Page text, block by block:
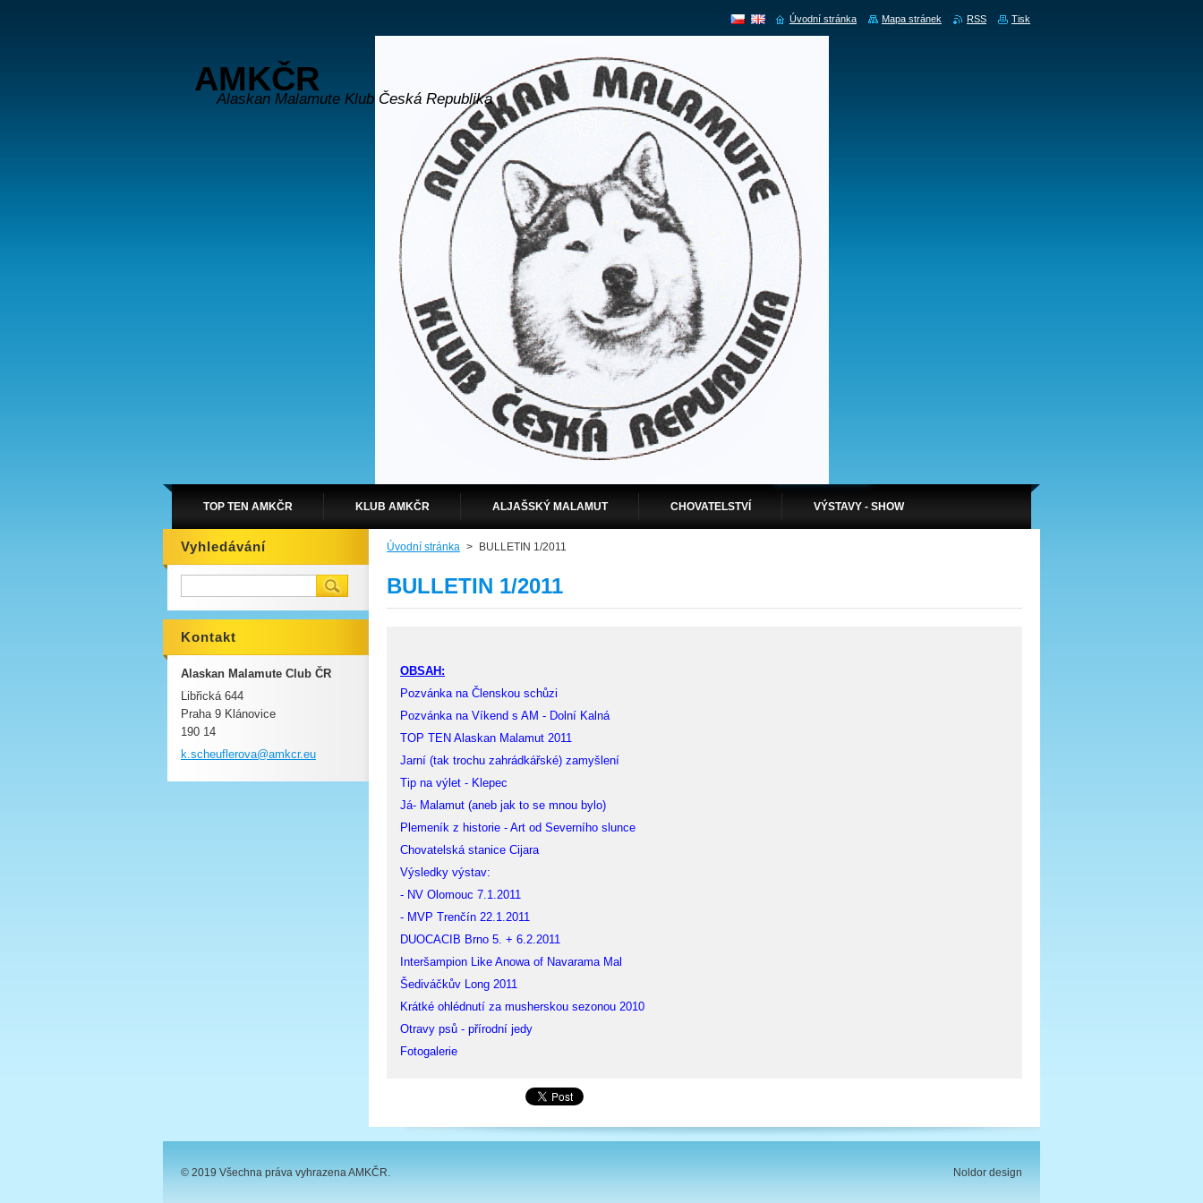
AMKČR
Alaskan Malamute Klub Česká Republika
TOP TEN AMKČR KLUB AMKČR ALJAŠSKÝ MALAMUT CHOVATELSTVÍ VÝSTAVY - SHOW
Úvodní stránka > BULLETIN 1/2011
BULLETIN 1/2011
OBSAH:
Pozvánka na Členskou schůzi
Pozvánka na Víkend s AM - Dolní Kalná
TOP TEN Alaskan Malamut 2011
Jarní (tak trochu zahrádkářské) zamyšlení
Tip na výlet - Klepec
Já- Malamut (aneb jak to se mnou bylo)
Plemeník z historie - Art od Severního slunce
Chovatelská stanice Cijara
Výsledky výstav:
- NV Olomouc 7.1.2011
- MVP Trenčín 22.1.2011
DUOCACIB Brno 5. + 6.2.2011
Interšampion Like Anowa of Navarama Mal
Šediváčkův Long 2011
Krátké ohlédnutí za musherskou sezonou 2010
Otravy psů - přírodní jedy
Fotogalerie
Vyhledávání
Kontakt
Alaskan Malamute Club ČR
Libřická 644
Praha 9 Klánovice
190 14
k.scheuf lerova@amkcr.eu
© 2019 Všechna práva vyhrazena AMKČR. Noldor design
Úvodní stránka Mapa stránek RSS Tisk